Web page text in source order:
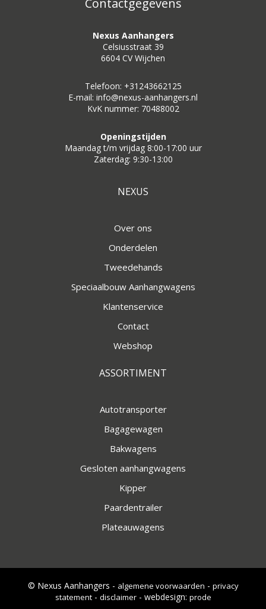
Contactgegevens
Nexus Aanhangers
Celsiusstraat 39
6604 CV Wijchen
Telefoon: +31243662125
E-mail: info@nexus-aanhangers.nl
KvK nummer: 70488002
Openingstijden
Maandag t/m vrijdag 8:00-17:00 uur
Zaterdag: 9:30-13:00
NEXUS
Over ons
Onderdelen
Tweedehands
Speciaalbouw Aanhangwagens
Klantenservice
Contact
Webshop
ASSORTIMENT
Autotransporter
Bagagewagen
Bakwagens
Gesloten aanhangwagens
Kipper
Paardentrailer
Plateauwagens
© Nexus Aanhangers - algemene voorwaarden - privacy
statement- disclaimer- webdesign: prode